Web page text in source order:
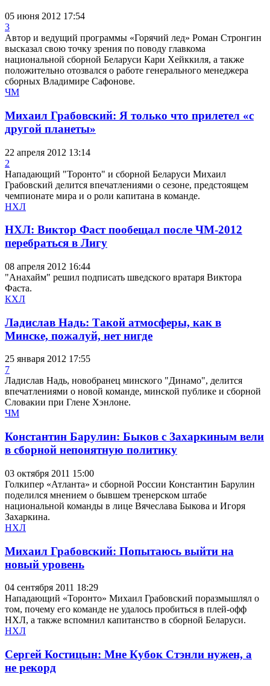
05 июня 2012 17:54
3
Автор и ведущий программы «Горячий лед» Роман Стронгин
высказал свою точку зрения по поводу главкома
национальной сборной Беларуси Кари Хейккиля, а также
положительно отозвался о работе генерального менеджера
сборных Владимире Сафонове.
ЧМ
Михаил Грабовский: Я только что прилетел «с
другой планеты»
22 апреля 2012 13:14
2
Нападающий "Торонто" и сборной Беларуси Михаил
Грабовский делится впечатлениями о сезоне, предстоящем
чемпионате мира и о роли капитана в команде.
НХЛ
НХЛ: Виктор Фаст пообещал после ЧМ-2012
перебраться в Лигу
08 апреля 2012 16:44
"Анахайм" решил подписать шведского вратаря Виктора
Фаста.
КХЛ
Ладислав Надь: Такой атмосферы, как в
Минске, пожалуй, нет нигде
25 января 2012 17:55
7
Ладислав Надь, новобранец минского "Динамо", делится
впечатлениями о новой команде, минской публике и сборной
Словакии при Глене Хэнлоне.
ЧМ
Константин Барулин: Быков с Захаркиным вели
в сборной непонятную политику
03 октября 2011 15:00
Голкипер «Атланта» и сборной России Константин Барулин
поделился мнением о бывшем тренерском штабе
национальной команды в лице Вячеслава Быкова и Игоря
Захаркина.
НХЛ
Михаил Грабовский: Попытаюсь выйти на
новый уровень
04 сентября 2011 18:29
Нападающий «Торонто» Михаил Грабовский поразмышлял о
том, почему его команде не удалось пробиться в плей-офф
НХЛ, а также вспомнил капитанство в сборной Беларуси.
НХЛ
Сергей Костицын: Мне Кубок Стэнли нужен, а
не рекорд